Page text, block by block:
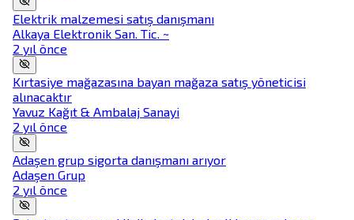
Elektrik malzemesi satış danışmanı
Alkaya Elektronik San. Tic. ~
2 yıl önce
Kırtasiye mağazasına bayan mağaza satış yöneticisi
alınacaktır
Yavuz Kağıt & Ambalaj Sanayi
2 yıl önce
Adaşen grup sigorta danışmanı arıyor
Adaşen Grup
2 yıl önce